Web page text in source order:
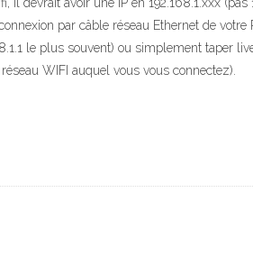
par câble réseau Ethernet de
le plus souvent) ou simplement taper
WIFI auquel vous vous connectez).